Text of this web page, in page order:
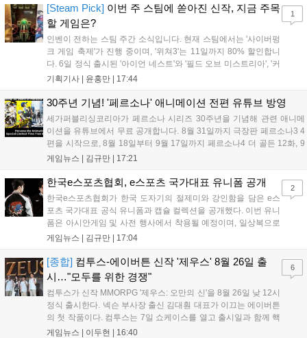
'마블 투혼: 파이팅 소울즈'와 레트로 수리 시뮬레이션 '리스토
리'도 스팀에 정식 출시되었습니다....
[Steam Pick] 이번 주 스팀에 쏟아진 신작, 지금 주목
할 게임은?
인벤이 전하는 스팀 주간 소식입니다. 현재 스팀에서는 '사이버펑
크 게임 축제'가 진행 중이며, '위쳐3'는 11일까지 80% 할인합니
다. 6일 정식 출시된 '아이언 네스트'와 '필드 오브 미스트리아', '커
세어 코브'가 호평받고 있습니다. 한편, 7일 출시된 '마블 투혼'은
다. 유비소프트의 '고스트리콘: 와일드랜드'는 7년 만의 대규모 업
기획기사 | 윤홍만 | 17:44
1
30주년 기념! '페르소나' 애니메이션 전편 유튜브 방영
세가퍼블리싱코리아가 페르소나 시리즈 30주년을 기념해 관련 애니메
이션을 유튜브에서 무료 공개합니다. 8월 31일까지 극장판 페르소나3 4
편을 시작으로, 8월 18일부터 9월 17일까지 페르소나4 더 골든 12화, 9
월 15일부터 10월 14일까지 페르소나5 시리즈가 순차 공개됩니다. 또한
영상 및 대형 전광판에 소개될 예정입니다....
게임뉴스 | 김규만 | 17:21
한국e스포츠협회, e스포츠 국가대표 유니폼 공개
한국e스포츠협회가 한국 도자기의 절제미와 강인함을 담은 e스
포츠 국가대표 공식 유니폼과 캡슐 컬렉션을 공개했다. 이번 유니
폼은 아시안게임 및 사전 행사에서 착용될 예정이며, 일상복으로
구성된 컬렉션은 오는 8월 28일부터 골스튜디오 공식 홈페이지
서는 대회 규정에 따라 별도의 유니폼을 착용할 계획이다....
게임뉴스 | 김규만 | 17:04
2
[종합] 컴투스-에이버튼 신작 '제우스' 8월 26일 출
시…"모두를 위한 경쟁"
컴투스가 신작 MMORPG '제우스: 오만의 신'을 8월 26일 낮 12시
정식 출시한다. 넥슨 부사장 출신 김대훤 대표가 이끄는 에이버튼
의 첫 작품이다. 컴투스는 7일 쇼케이스를 열고 출시일과 함께 핵
심 콘텐츠, 유료화 정책, 운영 방향을 공개했다. 캐릭터명 선점은
게임뉴스 | 이두현 | 16:40
6